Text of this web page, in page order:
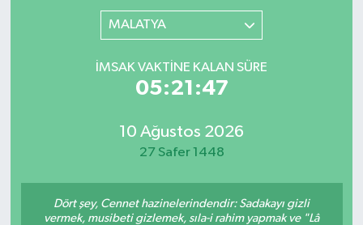
MALATYA
İMSAK VAKTINE KALAN SÜRE
05:21:47
10 Ağustos 2026
27 Safer 1448
Dört şey, Cennet hazinelerindendir: Sadakayı gizli
vermek, musibeti gizlemek, sıla-i rahim yapmak ve "Lâ